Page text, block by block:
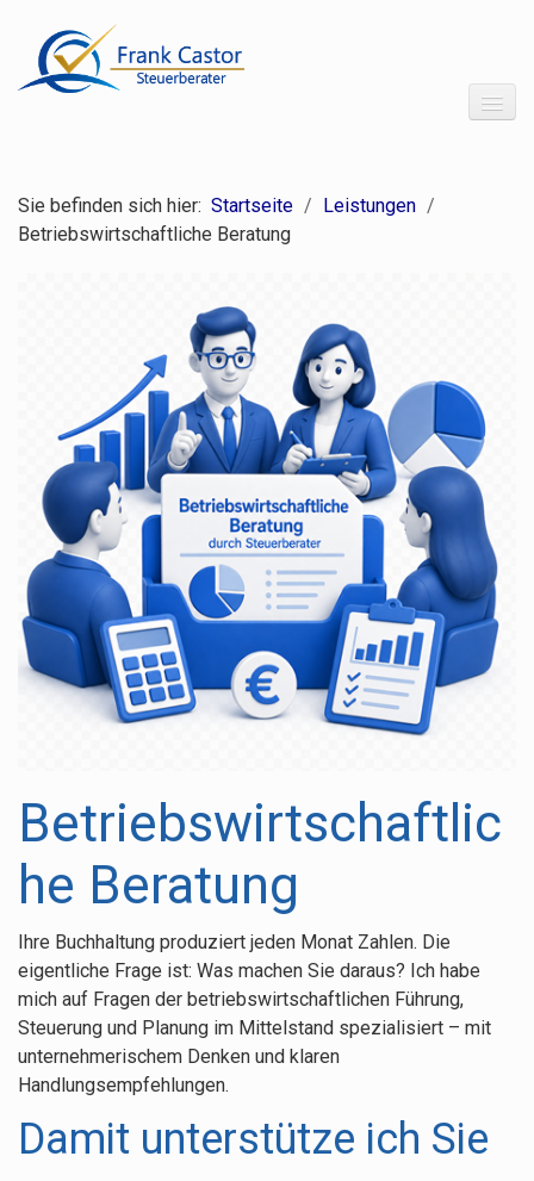
Über uns
Leistungsübersicht
Finanzbuchhaltung
Lohnbuchhaltung
Jahresabschluss
Steuererklärungen
Gestaltungsberatung
Betriebswirtschaftliche Beratung
Existenzgründung
English
Spezialthemen
Erstgespräch
Service & Downloads
Kontakt
Karriere
Sie befinden sich hier: Startseite / Leistungen /
Betriebswirtschaftliche Beratung
Betriebswirtschaftlic
he Beratung
Ihre Buchhaltung produziert jeden Monat Zahlen. Die
eigentliche Frage ist: Was machen Sie daraus? Ich habe
mich auf Fragen der betriebswirtschaftlichen Führung,
Steuerung und Planung im Mittelstand spezialisiert – mit
unternehmerischem Denken und klaren
Handlungsempfehlungen.
Damit unterstütze ich Sie